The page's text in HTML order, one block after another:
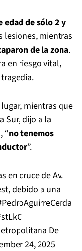
edad de sólo 2 y
lesiones, mientras
de la zona.
en riesgo vital,
mientras que
Sur, dijo a la
“no tenemos
”.
en cruce de Av.
debido a una
De
24, 2025